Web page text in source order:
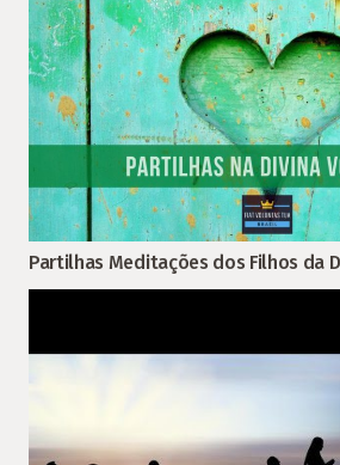
Partilhas Meditações dos Filhos da